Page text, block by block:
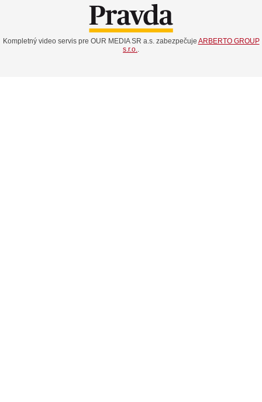
Kompletný video servis pre OUR MEDIA SR a.s. zabezpečuje ARBERTO GROUP
s.r.o..